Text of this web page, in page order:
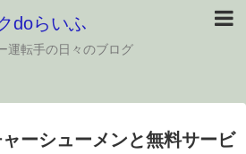
doらいふ
運転手の日々のブログ
ーシューメンと無料サービ